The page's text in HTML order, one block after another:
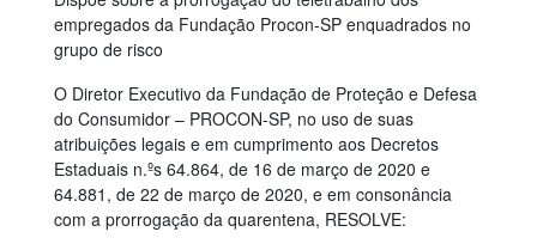
empregados da Fundação Procon-SP enquadrados no
grupo de risco
O Diretor Executivo da Fundação de Proteção e Defesa
do Consumidor – PROCON-SP, no uso de suas
atribuições legais e em cumprimento aos Decretos
Estaduais n.ºs 64.864, de 16 de março de 2020 e
64.881, de 22 de março de 2020, e em consonância
com a prorrogação da quarentena, RESOLVE: